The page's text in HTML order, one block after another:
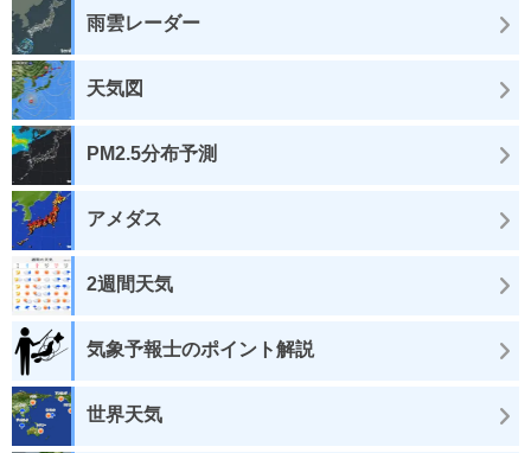
雨雲レーダー
天気図
PM2.5分布予測
アメダス
2週間天気
気象予報士のポイント解説
世界天気